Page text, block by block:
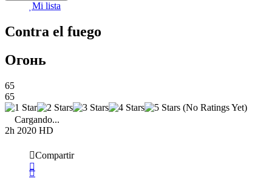
Mi lista
Contra el fuego
Огонь
65
65
(No Ratings Yet)
Cargando...
2h 2020 HD
Compartir